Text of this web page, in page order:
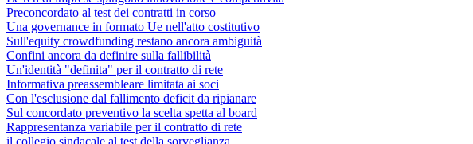
Preconcordato al test dei contratti in corso
Una governance in formato Ue nell'atto costitutivo
Sull'equity crowdfunding restano ancora ambiguità
Confini ancora da definire sulla fallibilità
Un'identità "definita" per il contratto di rete
Informativa preassembleare limitata ai soci
Con l'esclusione dal fallimento deficit da ripianare
Sul concordato preventivo la scelta spetta al board
Rappresentanza variabile per il contratto di rete
il collegio sindacale al test della sorveglianza